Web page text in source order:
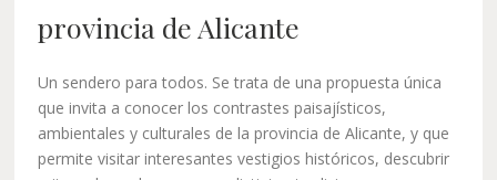
provincia de Alicante
Un sendero para todos. Se trata de una propuesta única
que invita a conocer los contrastes paisajísticos,
ambientales y culturales de la provincia de Alicante, y que
permite visitar interesantes vestigios históricos, descubrir